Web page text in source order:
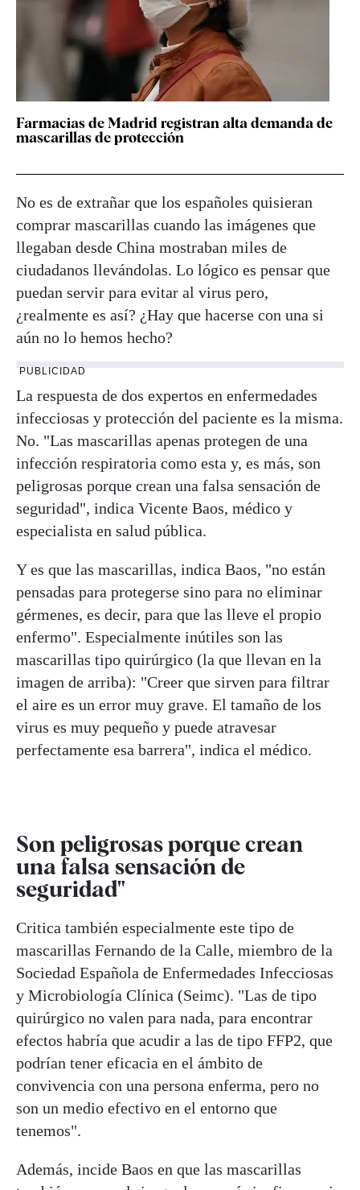
Farmacias de Madrid registran alta demanda de
mascarillas de protección
No es de extrañar que los españoles quisieran
comprar mascarillas cuando las imágenes que
llegaban desde China mostraban miles de
ciudadanos llevándolas. Lo lógico es pensar que
puedan servir para evitar al virus pero,
¿realmente es así? ¿Hay que hacerse con una si
aún no lo hemos hecho?
PUBLICIDAD
La respuesta de dos expertos en enfermedades
infecciosas y protección del paciente es la misma.
No. "Las mascarillas apenas protegen de una
infección respiratoria como esta y, es más, son
peligrosas porque crean una falsa sensación de
seguridad", indica Vicente Baos, médico y
especialista en salud pública.
Y es que las mascarillas, indica Baos, "no están
pensadas para protegerse sino para no eliminar
gérmenes, es decir, para que las lleve el propio
enfermo". Especialmente inútiles son las
mascarillas tipo quirúrgico (la que llevan en la
imagen de arriba): "Creer que sirven para filtrar
el aire es un error muy grave. El tamaño de los
virus es muy pequeño y puede atravesar
perfectamente esa barrera", indica el médico.
Son peligrosas porque crean
una falsa sensación de
seguridad"
Critica también especialmente este tipo de
mascarillas Fernando de la Calle, miembro de la
Sociedad Española de Enfermedades Infecciosas
y Microbiología Clínica (Seimc). "Las de tipo
quirúrgico no valen para nada, para encontrar
efectos habría que acudir a las de tipo FFP2, que
podrían tener eficacia en el ámbito de
convivencia con una persona enferma, pero no
son un medio efectivo en el entorno que
tenemos".
Además, incide Baos en que las mascarillas